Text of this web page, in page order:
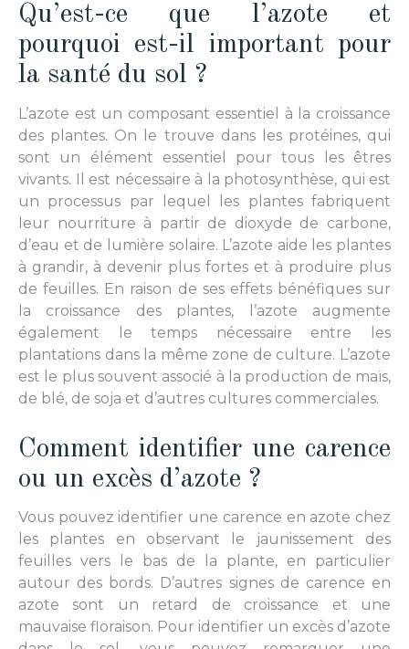
Qu’est-ce que l’azote et
pourquoi est-il important pour
la santé du sol ?
L’azote est un composant essentiel à la croissance
des plantes. On le trouve dans les protéines, qui
sont un élément essentiel pour tous les êtres
vivants. Il est nécessaire à la photosynthèse, qui est
un processus par lequel les plantes fabriquent
leur nourriture à partir de dioxyde de carbone,
d’eau et de lumière solaire. L’azote aide les plantes
à grandir, à devenir plus fortes et à produire plus
de feuilles. En raison de ses effets bénéfiques sur
la croissance des plantes, l’azote augmente
également le temps nécessaire entre les
plantations dans la même zone de culture. L’azote
est le plus souvent associé à la production de maïs,
de blé, de soja et d’autres cultures commerciales.
Comment identifier une carence
ou un excès d’azote ?
Vous pouvez identifier une carence en azote chez
les plantes en observant le jaunissement des
feuilles vers le bas de la plante, en particulier
autour des bords. D’autres signes de carence en
azote sont un retard de croissance et une
mauvaise floraison. Pour identifier un excès d’azote